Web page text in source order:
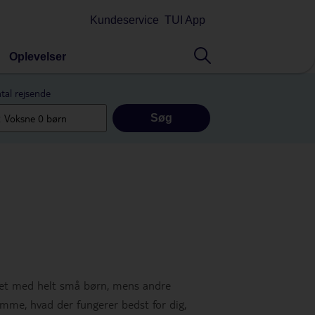
Kundeservice TUI App
Oplevelser
rejsende
Søg
med helt små børn, mens andre
hvad der fungerer bedst for dig,